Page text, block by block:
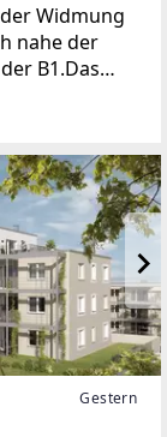
Widmung
nahe der
B1.Das
Park in
sind
Gestern